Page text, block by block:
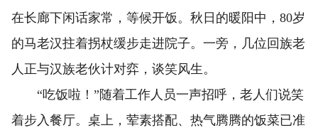
在长廊下闲话家常，等候开饭。秋日的暖阳中，80岁
的马老汉拄着拐杖缓步走进院子。一旁，几位回族老
人正与汉族老伙计对弈，谈笑风生。
“吃饭啦！”随着工作人员一声招呼，老人们说笑
着步入餐厅。桌上，荤素搭配、热气腾腾的饭菜已准